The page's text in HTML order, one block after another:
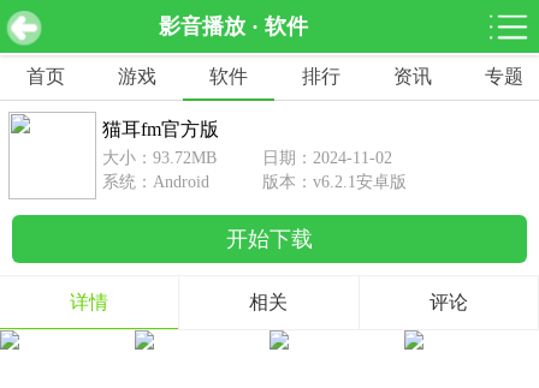
影音播放 · 软件
网游分类 软件分类
休闲益智
462款游戏
赛车竞速
122款游戏
1642款游戏
动作射击
351款游戏
69款游戏
经营养成
策略塔防
冒险解谜
首页 游戏 软件 排行 资讯 专题
猫耳fm官方版 v6.2.1安卓版 下载
猫耳fm官方版
大小：93.72MB
日期：2024-11-02
系统：Android
版本：v6.2.1安卓版
开始下载
详情 相关 评论